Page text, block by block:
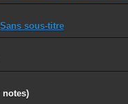
Sans sous-titre
notes)